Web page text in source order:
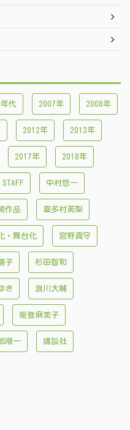
代 2007年 2008年
2012年 2013年
2017年 2018年
中村悠一
作品 喜多村英梨
・舞台化 宮野真守
子 杉田智和
き 浪川大輔
能登麻美子
順一 講談社